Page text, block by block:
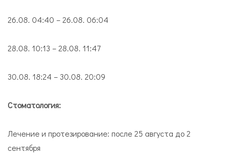
26.08. 04:40 – 26.08. 06:04
28.08. 10:13 – 28.08. 11:47
30.08. 18:24 – 30.08. 20:09
Стоматология:
Лечение и протезирование: после 25 августа до 2
сентября